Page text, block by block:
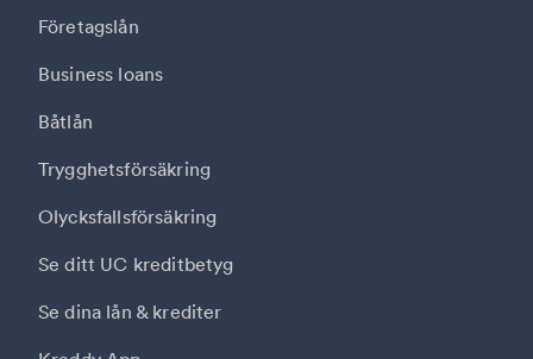
Företagslån
Business loans
Båtlån
Trygghetsförsäkring
Olycksfallsförsäkring
Se ditt UC kreditbetyg
Se dina lån & krediter